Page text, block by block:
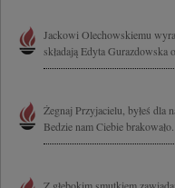
Jackowi Olechowskiemu
składają Edyta
Żegnaj Przyjacielu, byłeś dla
Bedzie nam Ciebie